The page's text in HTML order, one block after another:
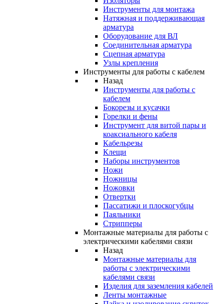
Инструменты для монтажа
Натяжная и поддерживающая
арматура
Оборудование для ВЛ
Соединительная арматура
Сцепная арматура
Узлы крепления
Инструменты для работы с кабелем
Назад
Инструменты для работы с
кабелем
Бокорезы и кусачки
Горелки и фены
Инструмент для витой пары и
коаксиального кабеля
Кабельрезы
Клещи
Наборы инструментов
Ножи
Ножницы
Ножовки
Отвертки
Пассатижи и плоскогубцы
Паяльники
Стрипперы
Монтажные материалы для работы с
электрическими кабелями связи
Назад
Монтажные материалы для
работы с электрическими
кабелями связи
Изделия для заземления кабелей
Ленты монтажные